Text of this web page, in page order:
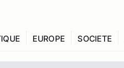
EUROPE SOCIETE